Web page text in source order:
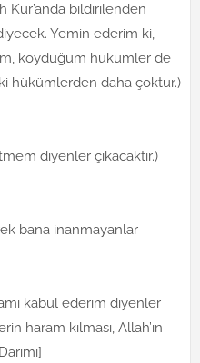
Kur’anda bildirilenden
Yemin ederim ki,
koyduğum hükümler de
hükümlerden daha çoktur.)
diyenler çıkacaktır.)
bana inanmayanlar
kabul ederim diyenler
haram kılması, Allah’ın